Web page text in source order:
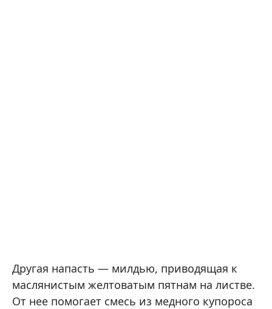
Другая напасть — милдью, приводящая к
маслянистым желтоватым пятнам на листве.
От нее помогает смесь из медного купороса